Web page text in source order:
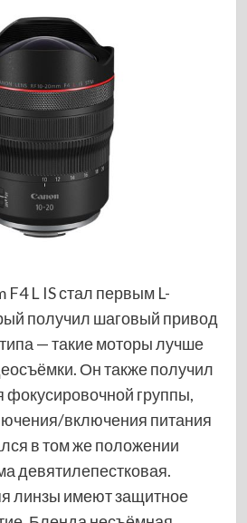
F4 L IS стал первым L-
получил шаговый привод
— такие моторы лучше
Он также получил
фокусировочной группы,
включения питания
в том же положении
девятилепестковая.
линзы имеют защитное